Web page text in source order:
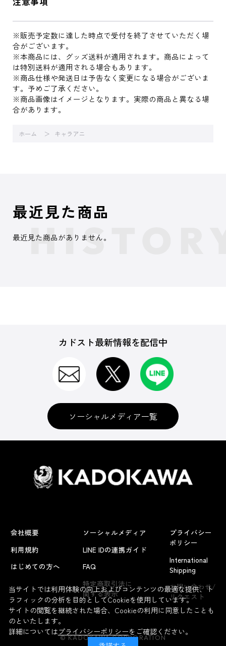
※販売予定数に達した時点で受付を終了させていただく場
合がございます。
※本商品には、グッズ送料が適用されます。商品によって
は特別送料が適用される場合もあります。
※商品仕様や発送日は予告なく変更になる場合がございま
す。予めご了承ください。
※商品画像はイメージとなります。実際の商品と異なる場
合があります。
ホーム キャラアニ
よくあるお問い合わせ
最近見た商品
最近見た商品がありません。
カドスト最新情報を配信中
ソーシャルメディア一覧
会社概要
利用規約
はじめての方へ
ソーシャルメディア
LINE IDの連携ガイド
FAQ
特定商取引法に
関する表示
プライバシー
ポリシー
International
Shipping
お問い合わせ/
リクエスト
© KADOKAWA CORPORATION
当サイトでは利用体験の向上およびコンテンツの最適な提供、ト
ラフィックの分析を目的としてCookieを使用しています。
サイトの閲覧を継続された場合、Cookieの利用に同意したことも
のといたします。
詳細についてはプライバシーポリシーをご確認ください。